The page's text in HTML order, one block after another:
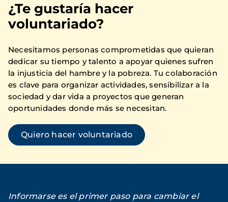
¿Te gustaría hacer
voluntariado?
Necesitamos personas comprometidas que quieran
dedicar su tiempo y talento a apoyar quienes sufren
la injusticia del hambre y la pobreza. Tu colaboración
es clave para organizar actividades, sensibilizar a la
sociedad y dar vida a proyectos que generan
oportunidades donde más se necesitan.
Quiero hacer voluntariado
Informarse es el primer paso para cambiar el